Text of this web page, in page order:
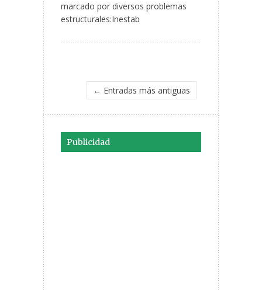
marcado por diversos problemas
estructurales:Inestab
← Entradas más antiguas
Publicidad